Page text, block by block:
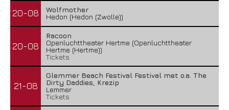
20-08
Wolfmother
Hedon (Hedon (Zwolle))
20-08
Racoon
Openluchttheater Hertme (Openluchttheater
Hertme (Hertme))
Tickets
21-08
Glemmer Beach Festival Festival met o.a. The
Dirty Daddies, Krezip
Lemmer
Tickets